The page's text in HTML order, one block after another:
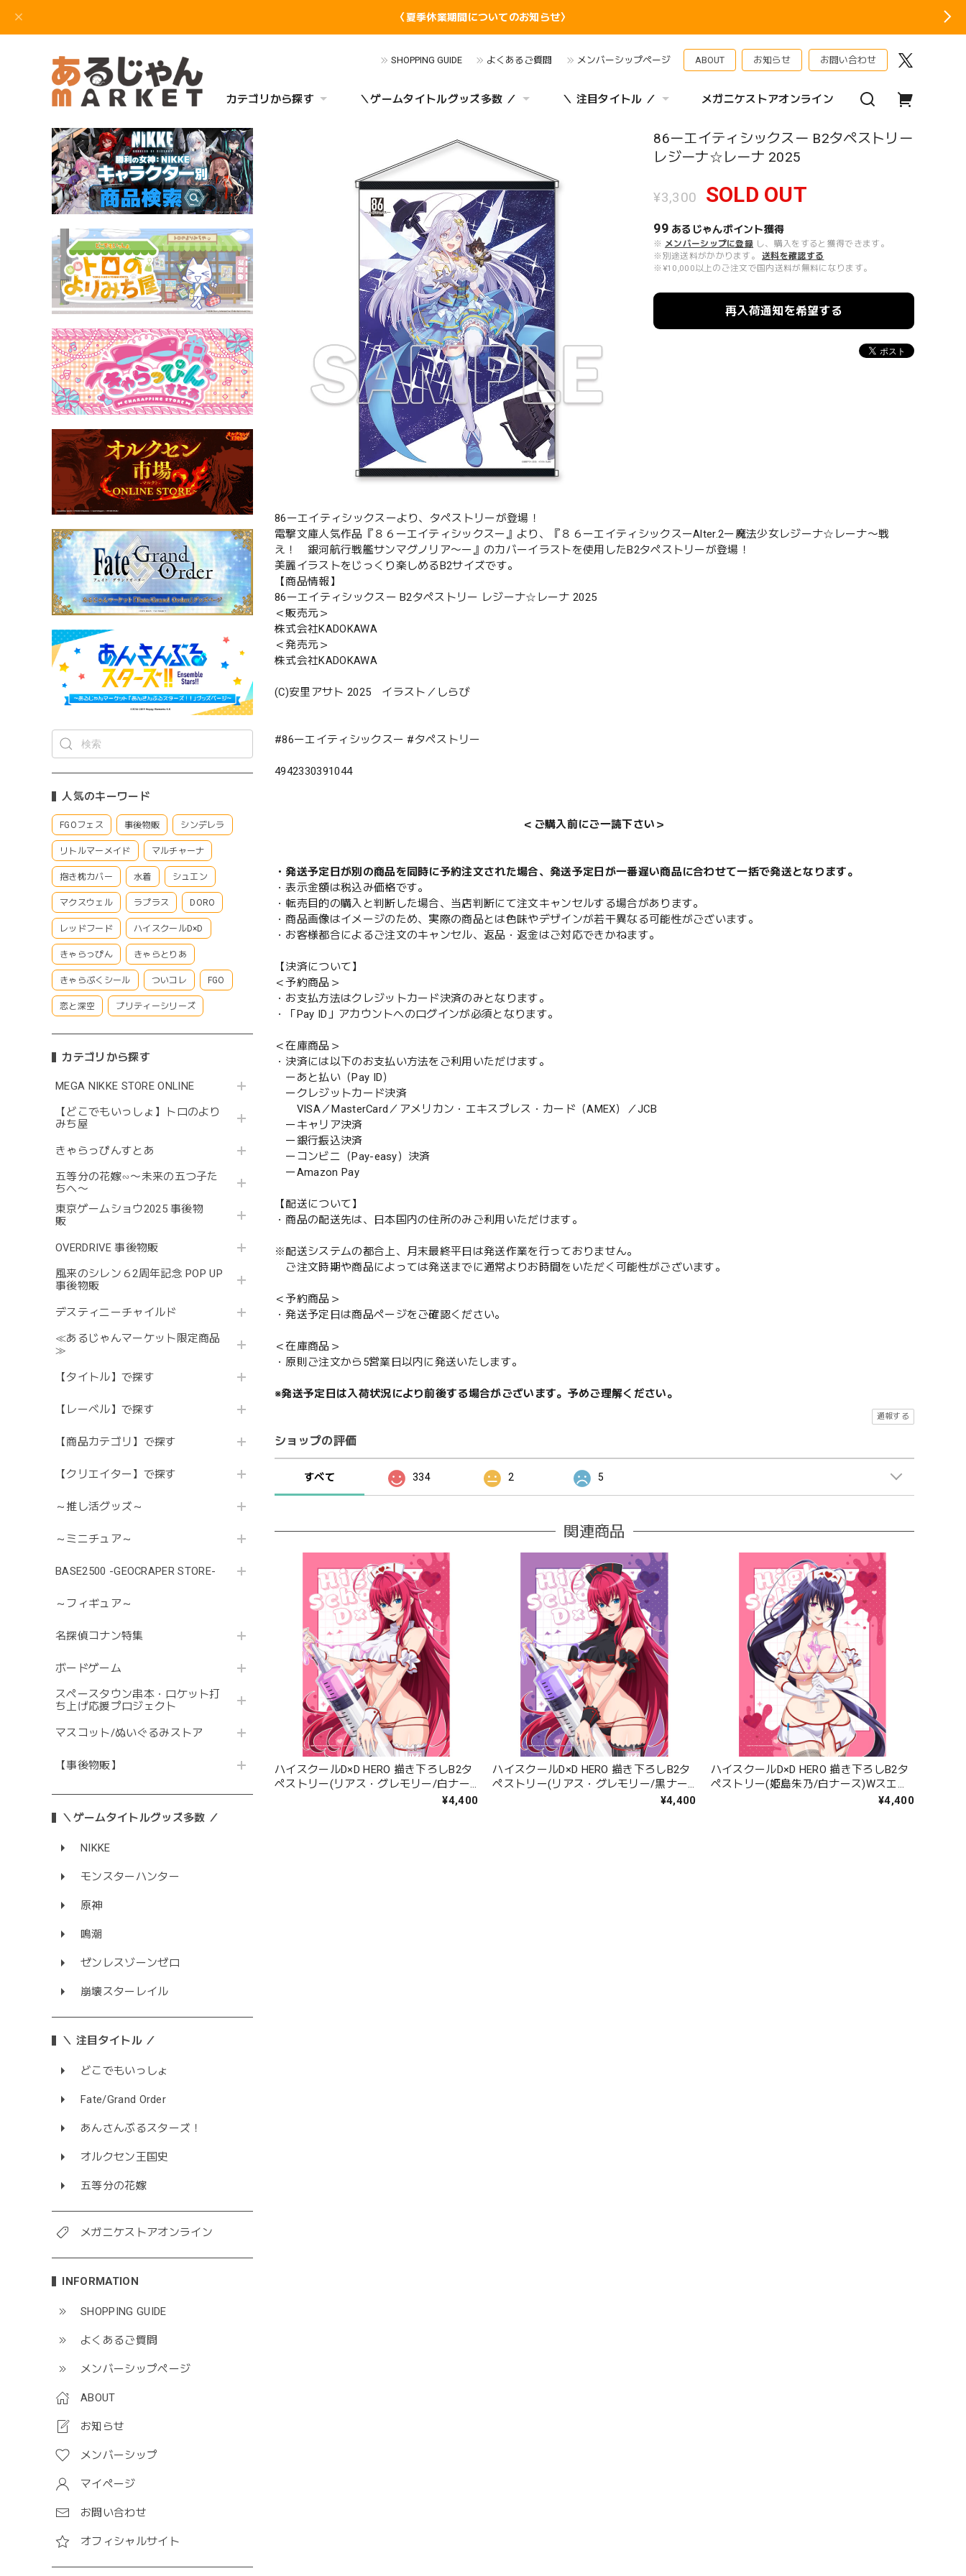
〈夏季休業期間についてのお知らせ〉
SHOPPING GUIDE よくあるご質問 メンバーシップページ ABOUT お知らせ お問い合わせ
カテゴリから探す ＼ゲームタイトルグッズ多数 ／ ＼ 注目タイトル ／ メガニケストアオンライン
人気のキーワード
FGOフェス 事後物販 シンデレラ
リトルマーメイド マルチャーナ
抱き枕カバー 水着 シュエン
マクスウェル ラプラス DORO
レッドフード ハイスクールD×D
きゃらっぴん きゃらとりあ
きゃらぷくシール ついコレ FGO
恋と深空 プリティーシリーズ
カテゴリから探す
MEGA NIKKE STORE ONLINE
【どこでもいっしょ】トロのより
みち屋
きゃらっぴんすとあ
五等分の花嫁∽〜未来の五つ子た
ちへ〜
東京ゲームショウ2025 事後物
販
OVERDRIVE 事後物販
風来のシレン６2周年記念 POP UP
事後物販
デスティニーチャイルド
≪あるじゃんマーケット限定商品
≫
【タイトル】で探す
【レーベル】で探す
【商品カテゴリ】で探す
【クリエイター】で探す
～推し活グッズ～
～ミニチュア～
BASE2500 -GEOCRAPER STORE-
～フィギュア～
名探偵コナン特集
ボードゲーム
スペースタウン串本・ロケット打
ち上げ応援プロジェクト
マスコット/ぬいぐるみストア
【事後物販】
＼ゲームタイトルグッズ多数 ／
NIKKE
モンスターハンター
原神
鳴潮
ゼンレスゾーンゼロ
崩壊スターレイル
＼ 注目タイトル ／
どこでもいっしょ
Fate/Grand Order
あんさんぶるスターズ！
オルクセン王国史
五等分の花嫁
メガニケストアオンライン
INFORMATION
SHOPPING GUIDE
よくあるご質問
メンバーシップページ
ABOUT
お知らせ
メンバーシップ
マイページ
お問い合わせ
オフィシャルサイト
86ーエイティシックスー B2タペストリー
レジーナ☆レーナ 2025
¥3,300 SOLD OUT
99 あるじゃんポイント獲得
※ メンバーシップに登録 し、購入をすると獲得できます。
※別途送料がかかります。
送料を確認する
※¥10,000以上のご注文で国内送料が無料になります。
再入荷通知を希望する
86ーエイティシックスーより、タペストリーが登場！
電撃文庫人気作品『８６ーエイティシックスー』より、『８６ーエイティシックスーAlter.2ー魔法少女レジーナ☆レーナ〜戦
え！ 銀河航行戦艦サンマグノリア〜ー』のカバーイラストを使用したB2タペストリーが登場！
美麗イラストをじっくり楽しめるB2サイズです。
【商品情報】
86ーエイティシックスー B2タペストリー レジーナ☆レーナ 2025
＜販売元＞
株式会社KADOKAWA
＜発売元＞
株式会社KADOKAWA
(C)安里アサト 2025 イラスト／しらび
#86ーエイティシックスー #タペストリー
4942330391044
＜ご購入前にご一読下さい＞
・発送予定日が別の商品を同時に予約注文された場合、発送予定日が一番遅い商品に合わせて一括で発送となります。
・表示金額は税込み価格です。
・転売目的の購入と判断した場合、当店判断にて注文キャンセルする場合があります。
・商品画像はイメージのため、実際の商品とは色味やデザインが若干異なる可能性がございます。
・お客様都合によるご注文のキャンセル、返品・返金はご対応できかねます。
【決済について】
＜予約商品＞
・お支払方法はクレジットカード決済のみとなります。
・「Pay ID」アカウントへのログインが必須となります。
＜在庫商品＞
・決済には以下のお支払い方法をご利用いただけます。
ーあと払い（Pay ID）
ークレジットカード決済
VISA／MasterCard／アメリカン・エキスプレス・カード（AMEX）／JCB
ーキャリア決済
ー銀行振込決済
ーコンビニ（Pay-easy）決済
ーAmazon Pay
【配送について】
・商品の配送先は、日本国内の住所のみご利用いただけます。
※配送システムの都合上、月末最終平日は発送作業を行っておりません。
ご注文時期や商品によっては発送までに通常よりお時間をいただく可能性がございます。
＜予約商品＞
・発送予定日は商品ページをご確認ください。
＜在庫商品＞
・原則ご注文から5営業日以内に発送いたします。
※発送予定日は入荷状況により前後する場合がございます。予めご理解ください。
通報する
ショップの評価
すべて 334 2 5
関連商品
ハイスクールD×D HERO 描き下ろしB2タ
ペストリー(リアス・グレモリー/白ナー
¥4,400
ハイスクールD×D HERO 描き下ろしB2タ
ペストリー(リアス・グレモリー/黒ナー
¥4,400
ハイスクールD×D HERO 描き下ろしB2タ
ペストリー(姫島朱乃/白ナース)Wスエー
¥4,400